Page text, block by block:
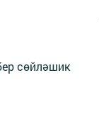
сөйләшик